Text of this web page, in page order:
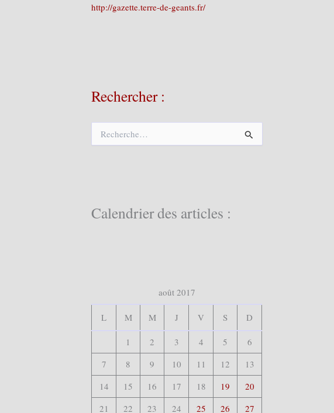
http://gazette.terre-de-geants.fr/
Rechercher :
h
e
Calendrier des articles :
août 2017
L M M J V S D
1 2 3 4 5
6
7
8 9 10 11 12
13
14
15 16 17 18 19
20
21
22 23 24 25 26
27